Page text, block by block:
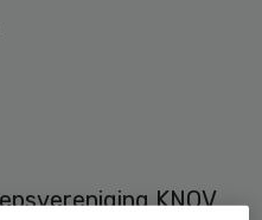
KNOV